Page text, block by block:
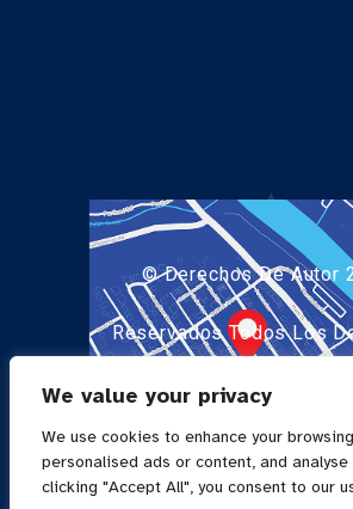
We value your privacy
We use cookies to enhance your
personalised ads or content, and
clicking "Accept All", you consent to our
© Derechos De Autor
Reservados Todos Los
Privacy Policy
Powered by